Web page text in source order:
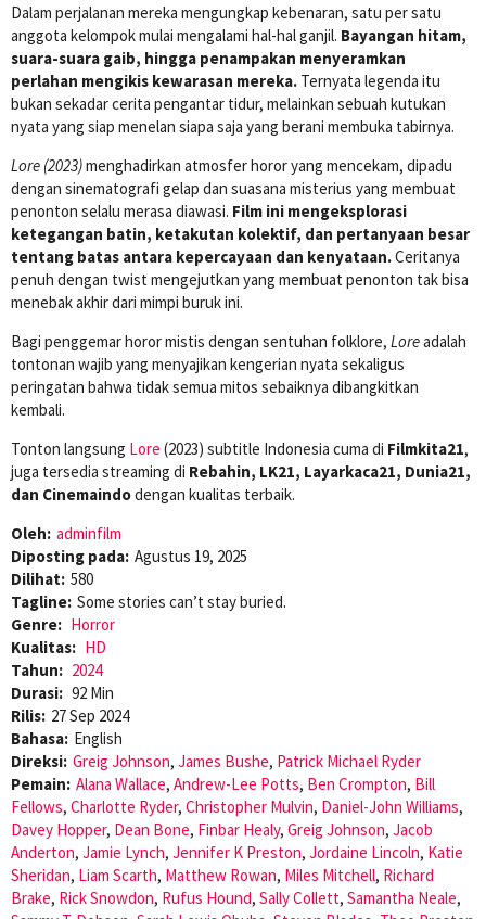
Dalam perjalanan mereka mengungkap kebenaran, satu per satu
anggota kelompok mulai mengalami hal-hal ganjil. Bayangan hitam,
suara-suara gaib, hingga penampakan menyeramkan
perlahan mengikis kewarasan mereka. Ternyata legenda itu
bukan sekadar cerita pengantar tidur, melainkan sebuah kutukan
nyata yang siap menelan siapa saja yang berani membuka tabirnya.
Lore (2023)menghadirkan atmosfer horor yang mencekam, dipadu
dengan sinematografi gelap dan suasana misterius yang membuat
penonton selalu merasa diawasi. Film ini mengeksplorasi
ketegangan batin, ketakutan kolektif, dan pertanyaan besar
tentang batas antara kepercayaan dan kenyataan.Ceritanya
penuh dengan twist mengejutkan yang membuat penonton tak bisa
menebak akhir dari mimpi buruk ini.
Bagi penggemar horor mistis dengan sentuhan folklore, Loreadalah
tontonan wajib yang menyajikan kengerian nyata sekaligus
peringatan bahwa tidak semua mitos sebaiknya dibangkitkan
kembali.
Tonton langsung Lore (2023) subtitle Indonesia cuma di Filmkita21,
juga tersedia streaming di Rebahin, LK21, Layarkaca21, Dunia21,
dan Cinemaindodengan kualitas terbaik.
Oleh: adminfilm
Diposting pada: Agustus 19, 2025
Dilihat: 580
Tagline: Some stories can’t stay buried.
Genre: Horror
Kualitas: HD
Tahun: 2024
Durasi: 92 Min
Rilis: 27 Sep 2024
Bahasa: English
Direksi: Greig Johnson, James Bushe, Patrick Michael Ryder
Pemain: Alana Wallace, Andrew-Lee Potts, Ben Crompton, Bill
Fellows, Charlotte Ryder, Christopher Mulvin, Daniel-John Williams,
Davey Hopper, Dean Bone, Finbar Healy, Greig Johnson, Jacob
Anderton, Jamie Lynch, Jennifer K Preston, Jordaine Lincoln, Katie
Sheridan, Liam Scarth, Matthew Rowan, Miles Mitchell, Richard
Brake, Rick Snowdon, Rufus Hound, Sally Collett, Samantha Neale,